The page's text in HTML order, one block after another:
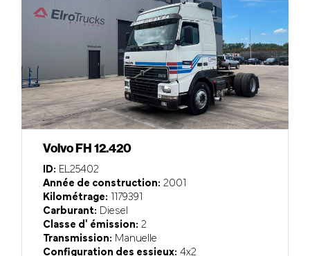
Volvo FH 12.420
ID: EL25402
Année de construction: 2001
Kilométrage: 1179391
Carburant: Diesel
Classe d' émission: 2
Transmission: Manuelle
Configuration des essieux: 4x2